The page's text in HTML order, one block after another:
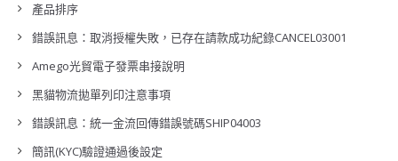
產品排序
錯誤訊息：取消授權失敗，已存在請款成功紀錄CANCEL03001
Amego光貿電子發票串接說明
黑貓物流拋單列印注意事項
錯誤訊息：統一金流回傳錯誤號碼SHIP04003
簡訊(KYC)驗證通過後設定